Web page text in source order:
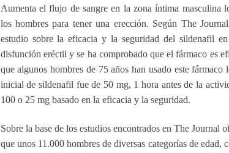
Aumenta el flujo de sangre en la zona íntima masculina
los hombres para tener una erección. Según The
estudio sobre la eficacia y la seguridad del sildenafil
disfunción eréctil y se ha comprobado que el fármaco es
que algunos hombres de 75 años han usado este
inicial de sildenafil fue de 50 mg, 1 hora antes de la
100 o 25 mg basado en la eficacia y la seguridad.
Sobre la base de los estudios encontrados en The Journal
que unos 11.000 hombres de diversas categorías de edad,